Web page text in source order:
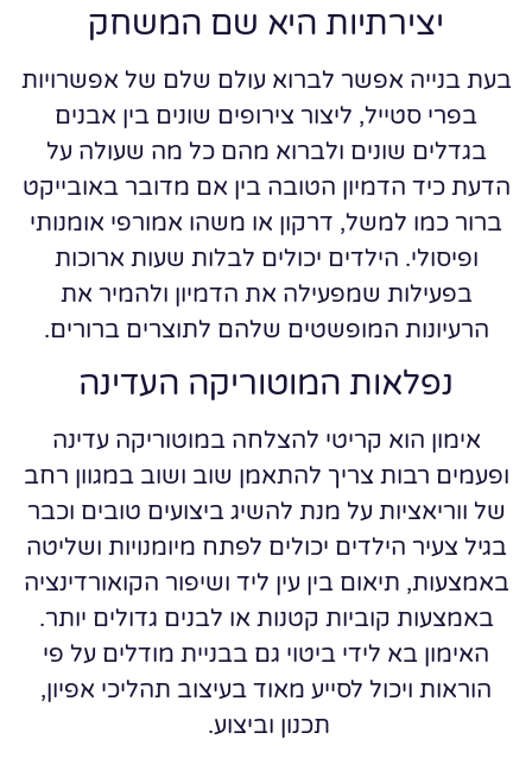
יצירתיות היא שם המשחק
בעת בנייה אפשר לברוא עולם שלם של אפשרויות
בפרי סטייל, ליצור צירופים שונים בין אבנים
בגדלים שונים ולברוא מהם כל מה שעולה על
הדעת כיד הדמיון הטובה בין אם מדובר באובייקט
ברור כמו למשל, דרקון או משהו אמורפי אומנותי
ופיסולי. הילדים יכולים לבלות שעות ארוכות
בפעילות שמפעילה את הדמיון ולהמיר את
הרעיונות המופשטים שלהם לתוצרים ברורים.
נפלאות המוטוריקה העדינה
אימון הוא קריטי להצלחה במוטוריקה עדינה
ופעמים רבות צריך להתאמן שוב ושוב במגוון רחב
של ווריאציות על מנת להשיג ביצועים טובים וכבר
בגיל צעיר הילדים יכולים לפתח מיומנויות ושליטה
באמצעות, תיאום בין עין ליד ושיפור הקואורדינציה
באמצעות קוביות קטנות או לבנים גדולים יותר.
האימון בא לידי ביטוי גם בבניית מודלים על פי
הוראות ויכול לסייע מאוד בעיצוב תהליכי אפיון,
תכנון וביצוע.